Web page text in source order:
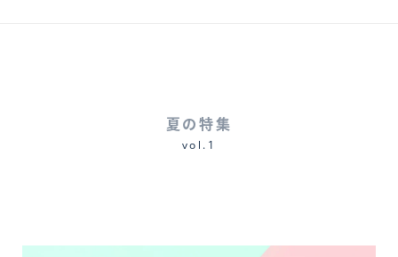
夏の特集
vol.1